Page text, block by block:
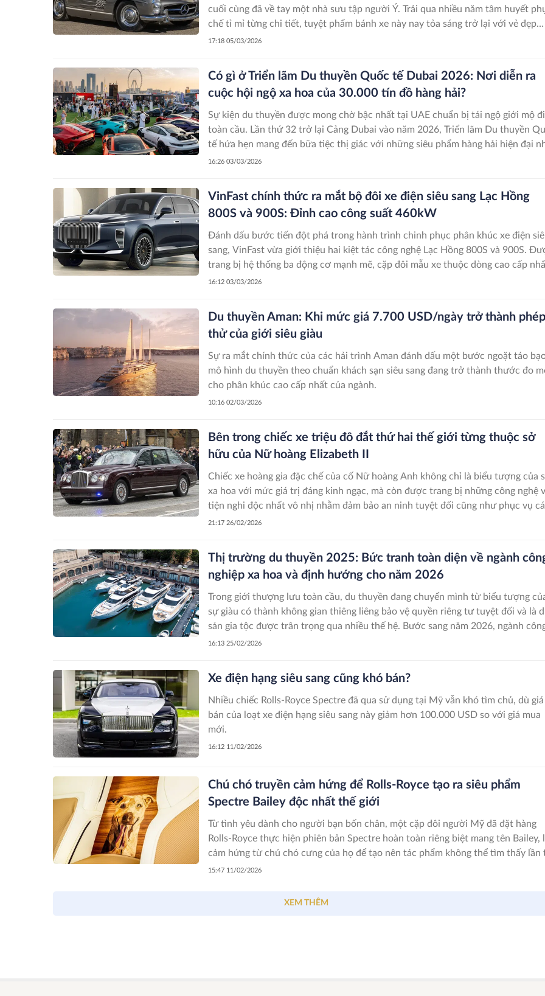
cuối cùng đã về tay một nhà sưu tập người Ý. Trải qua nhiều năm tâm huyết
chế tỉ mỉ từng chi tiết, tuyệt phẩm bánh xe này nay tỏa sáng trở lại với vẻ đẹp
vượt thời gian, xứng đáng với mức giá triệu đô tại phiên đấu giá danh giá.
17:18 05/03/2026
Có gì ở Triển lãm Du thuyền Quốc tế Dubai 2026: Nơi diễn ra
cuộc hội ngộ xa hoa của 30.000 tín đồ hàng hải?
Sự kiện du thuyền được mong chờ bậc nhất tại UAE chuẩn bị tái ngộ giới mộ
toàn cầu. Lần thứ 32 trở lại Cảng Dubai vào năm 2026, Triển lãm Du thuyền
tế hứa hẹn mang đến bữa tiệc thị giác với những siêu phẩm hàng hải hiện đại
nơi hội tụ tinh hoa thiết kế và công nghệ đỉnh cao của ngành công nghiệp du
16:26 03/03/2026
VinFast chính thức ra mắt bộ đôi xe điện siêu sang Lạc Hồng
800S và 900S: Đỉnh cao công suất 460kW
Đánh dấu bước tiến đột phá trong hành trình chinh phục phân khúc xe điện
sang, VinFast vừa giới thiệu hai kiệt tác công nghệ Lạc Hồng 800S và 900S.
trang bị hệ thống ba động cơ mạnh mẽ, cặp đôi mẫu xe thuộc dòng cao cấp
này dự kiến sẽ chính thức ra thị trường vào năm 2027.
16:12 03/03/2026
Du thuyền Aman: Khi mức giá 7.700 USD/ngày trở thành phép
thử của giới siêu giàu
Sự ra mắt chính thức của các hải trình Aman đánh dấu một bước ngoặt táo
mô hình du thuyền theo chuẩn khách sạn siêu sang đang trở thành thước đo
cho phân khúc cao cấp nhất của ngành.
10:16 02/03/2026
Bên trong chiếc xe triệu đô đắt thứ hai thế giới từng thuộc sở
hữu của Nữ hoàng Elizabeth II
Chiếc xe hoàng gia đặc chế của cố Nữ hoàng Anh không chỉ là biểu tượng của
xa hoa với mức giá trị đáng kinh ngạc, mà còn được trang bị những công nghệ
tiện nghi độc nhất vô nhị nhằm đảm bảo an ninh tuyệt đối cũng như phục vụ
nghi thức trọng đại của hoàng gia Anh.
21:17 26/02/2026
Thị trường du thuyền 2025: Bức tranh toàn diện về ngành
nghiệp xa hoa và định hướng cho năm 2026
Trong giới thượng lưu toàn cầu, du thuyền đang chuyển mình từ biểu tượng
sự giàu có thành không gian thiêng liêng bảo vệ quyền riêng tư tuyệt đối và là
sản gia tộc được trân trọng qua nhiều thế hệ. Bước sang năm 2026, ngành
nghiệp này sẽ tiếp tục phát triển dựa trên ba xu hướng then chốt.
16:13 25/02/2026
Xe điện hạng siêu sang cũng khó bán?
Nhiều chiếc Rolls-Royce Spectre đã qua sử dụng tại Mỹ vẫn khó tìm chủ, dù giá
bán của loạt xe điện hạng siêu sang này giảm hơn 100.000 USD so với giá mua
mới.
16:12 11/02/2026
Chú chó truyền cảm hứng để Rolls-Royce tạo ra siêu phẩm
Spectre Bailey độc nhất thế giới
Từ tình yêu dành cho người bạn bốn chân, một cặp đôi người Mỹ đã đặt hàng
Rolls-Royce thực hiện phiên bản Spectre hoàn toàn riêng biệt mang tên Bailey,
cảm hứng từ chú chó cưng của họ để tạo nên tác phẩm không thể tìm thấy lần
hai trên thế giới.
15:47 11/02/2026
XEM THÊM